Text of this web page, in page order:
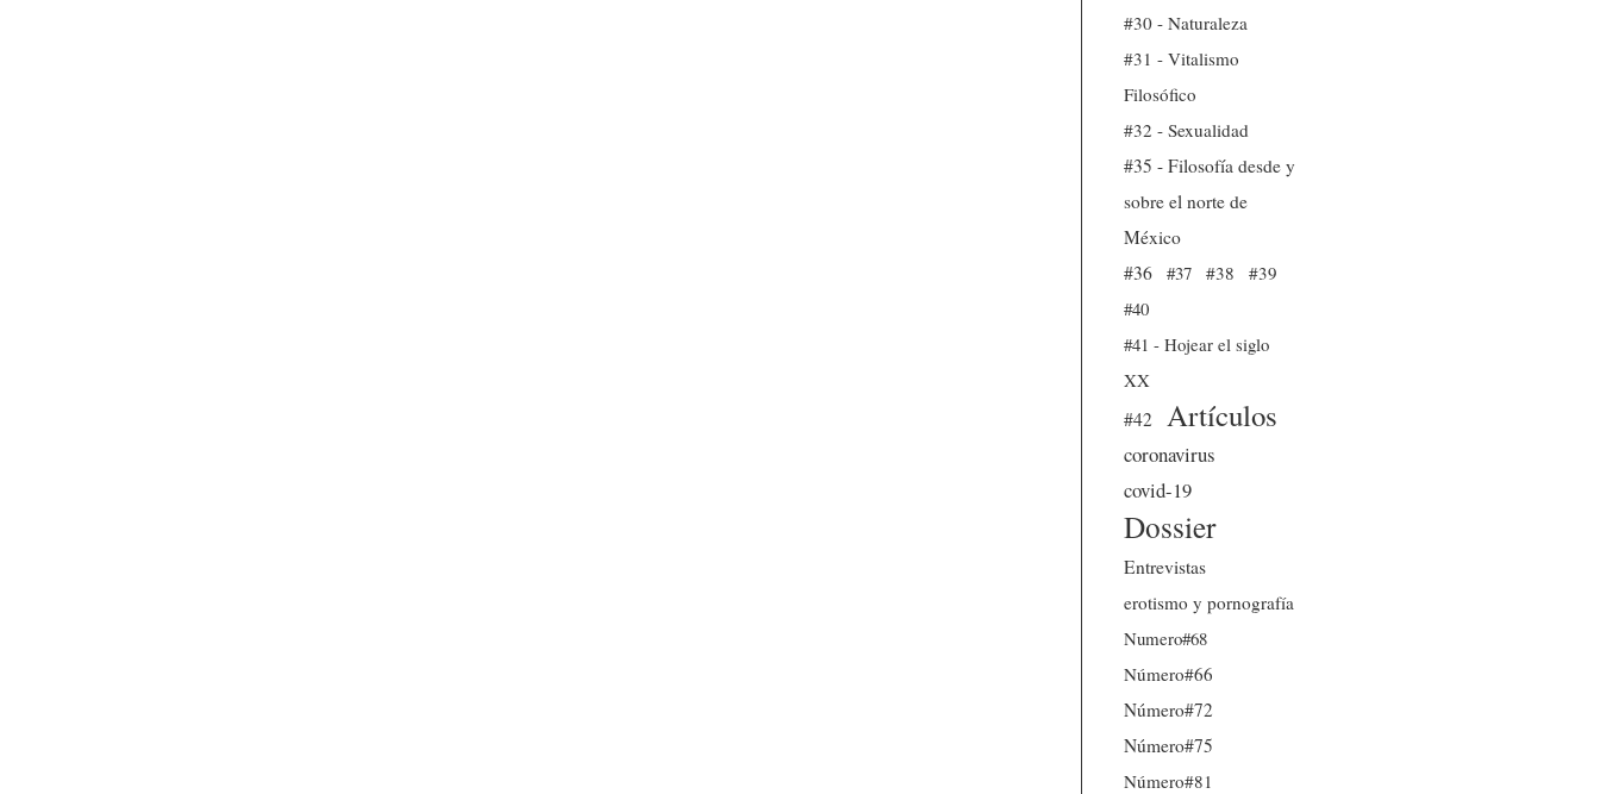
#30 - Naturaleza
#31 - Vitalismo
Filosófico
#32 - Sexualidad
#35 - Filosofía desde y
sobre el norte de
México
#36
#37 #38
#39
#40
#41 - Hojear el siglo
XX
#42
Artículos
coronavirus
covid-19
Dossier
Entrevistas
erotismo y pornografía
Numero#68
Número#66
Número#72
Número#75
Número#81